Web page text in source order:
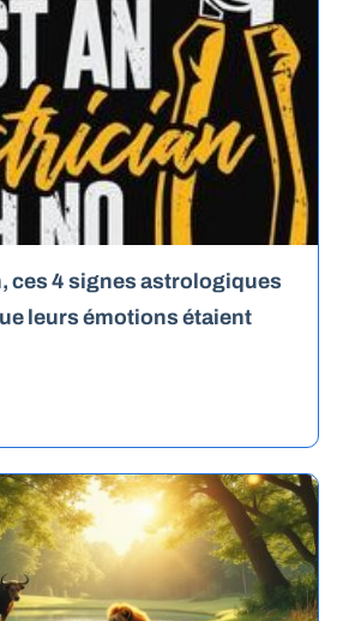
ces 4 signes astrologiques
leurs émotions étaient